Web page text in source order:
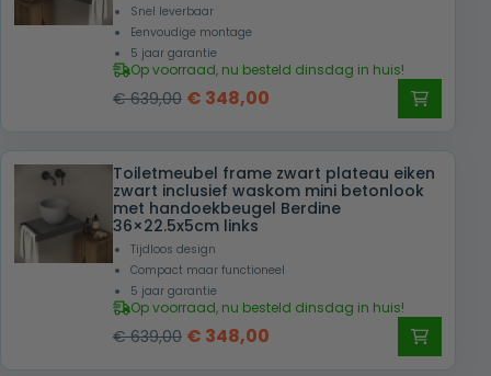
Snel leverbaar
Eenvoudige montage
5 jaar garantie
Op voorraad, nu besteld dinsdag in huis!
€639,00 Oorspronkelijke
was:
€ 639,00.
€ 348,00
is:
€ 348,00.
Toiletmeubel frame zwart plateau eiken
zwart inclusief waskom mini betonlook
met handoekbeugel Berdine
36×22.5x5cm links
Tijdloos design
Compact maar functioneel
5 jaar garantie
Op voorraad, nu besteld dinsdag in huis!
€639,00 Oorspronkelijke
€ 348,00